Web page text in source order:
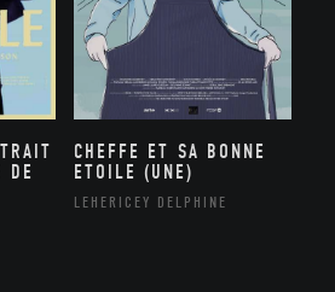
DE
CHEFFE ET SA BONNE
ETOILE (UNE)
LEHERICEY DELPHINE